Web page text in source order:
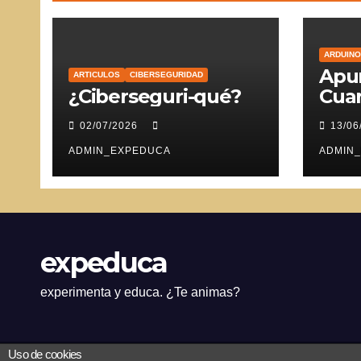
ARTICULOS CIBERSEGURIDAD
¿Ciberseguri-qué?
02/07/2026
ADMIN_EXPEDUCA
ARDUINO
13/
expeduca
experimenta y educa. ¿Te animas?
Uso de cookies